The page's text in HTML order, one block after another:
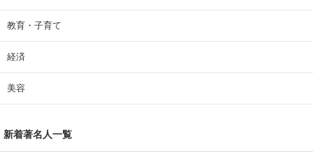
教育・子育て
経済
美容
新着著名人一覧